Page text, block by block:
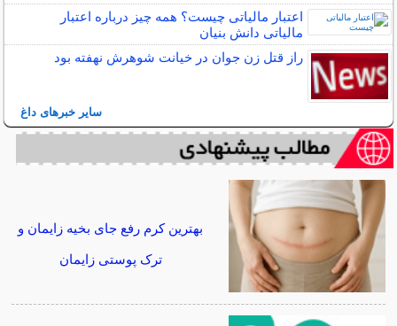
اعتبار مالیاتی چیست؟ همه چیز درباره اعتبار
مالیاتی دانش بنیان
راز قتل زن جوان در خیانت شوهرش نهفته بود
سایر خبرهای داغ
بهترین کرم رفع جای بخیه زایمان و
ترک پوستی زایمان